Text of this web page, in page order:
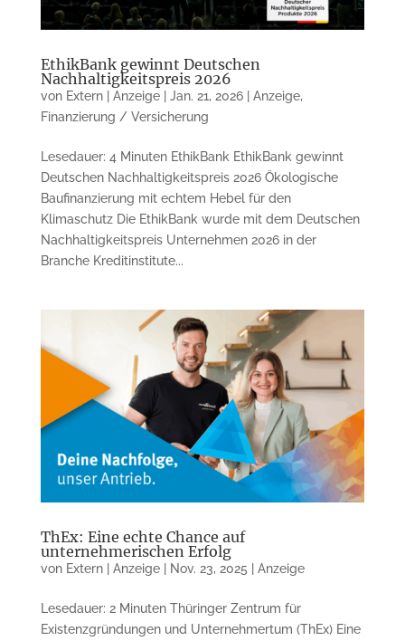
EthikBank gewinnt Deutschen
Nachhaltigkeitspreis 2026
von Extern | Anzeige| Jan. 21, 2026| Anzeige,
Finanzierung / Versicherung
Lesedauer: 4 Minuten EthikBank EthikBank gewinnt
Deutschen Nachhaltigkeitspreis 2026 Ökologische
Baufinanzierung mit echtem Hebel für den
Klimaschutz Die EthikBank wurde mit dem Deutschen
Nachhaltigkeitspreis Unternehmen 2026 in der
Branche Kreditinstitute...
ThEx: Eine echte Chance auf
unternehmerischen Erfolg
von Extern | Anzeige| Nov. 23, 2025 Anzeige
Lesedauer: 2 Minuten Thüringer Zentrum für
Existenzgründungen und Unternehmertum (ThEx) Eine